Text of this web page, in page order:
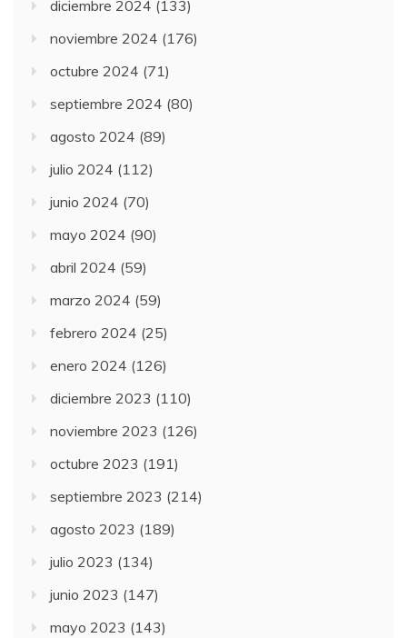
diciembre 2024 (133)
noviembre 2024 (176)
octubre 2024 (71)
septiembre 2024 (80)
agosto 2024 (89)
julio 2024 (112)
junio 2024 (70)
mayo 2024 (90)
abril 2024 (59)
marzo 2024 (59)
febrero 2024 (25)
enero 2024 (126)
diciembre 2023 (110)
noviembre 2023 (126)
octubre 2023 (191)
septiembre 2023 (214)
agosto 2023 (189)
julio 2023 (134)
junio 2023 (147)
mayo 2023 (143)